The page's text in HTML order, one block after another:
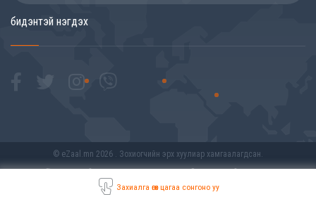
Захиалга өгөх цагаа сонгоно уу
бидэнтэй нэгдэх
© eZaal.mn 2026 . Зохиогчийн эрх хуулиар хамгаалагдсан.
Үйлчилгээний нөхцөл
Захиалга хийх заавар